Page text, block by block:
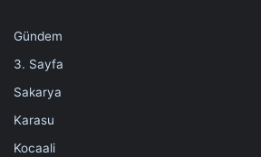
Gündem
3. Sayfa
Sakarya
Karasu
Kocaali